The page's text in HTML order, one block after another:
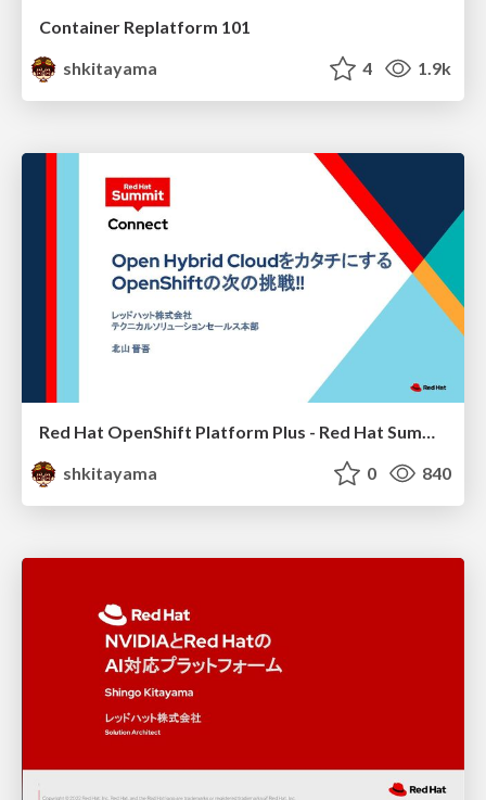
Container Replatform 101
shkitayama
4 1.9k
Red Hat OpenShift Platform Plus - Red Hat Summit Connect 2022
shkitayama
0 840